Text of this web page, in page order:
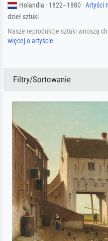
Holandia · 1822–1880 ·Artyści
dzieł sztuki
Nasze reprodukcje sztuki wnoszą
więcej o artyście
Filtry/Sortowanie